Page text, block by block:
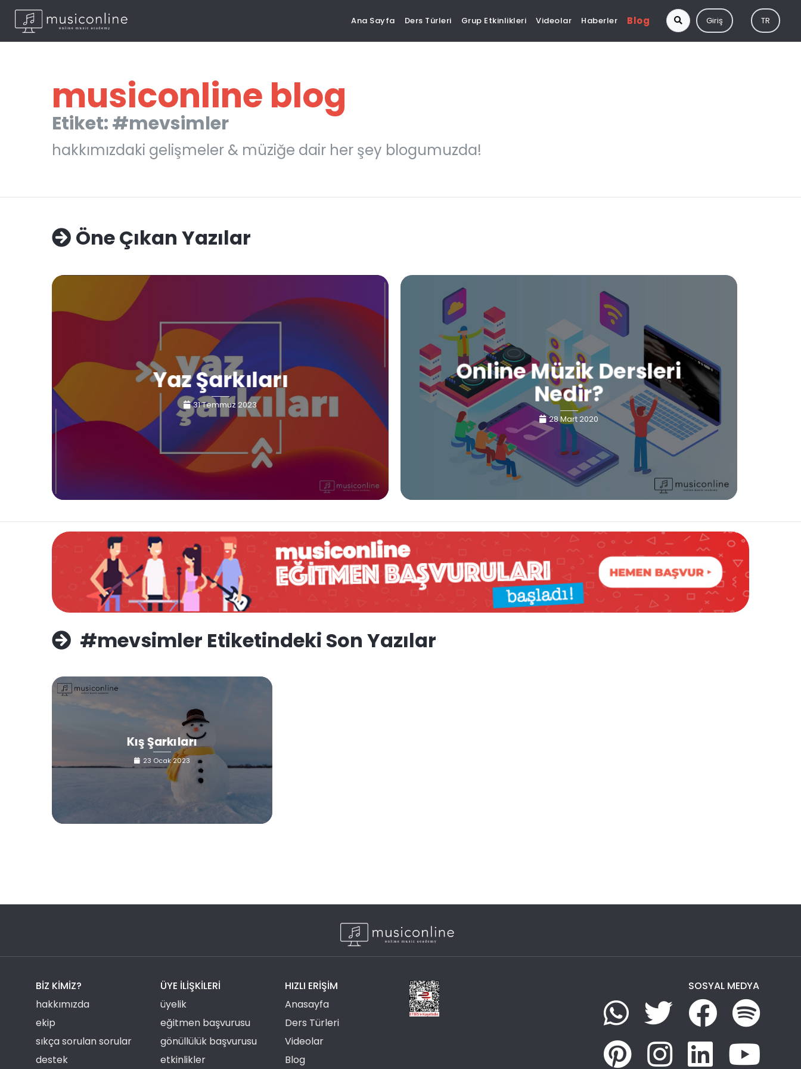
Ana Sayfa Ders Türleri Grup Etkinlikleri Videolar Haberler Blog Giriş TR
musiconline blog
Etiket: #mevsimler
hakkımızdaki gelişmeler & müziğe dair her şey blogumuzda!
Öne Çıkan Yazılar
Yaz Şarkıları
31 Temmuz 2023
Online Müzik Dersleri
Nedir?
28 Mart 2020
#mevsimler Etiketindeki Son Yazılar
Kış Şarkıları
23 Ocak 2023
BIZ KIMIZ?
hakkımızda
ekip
sıkça sorulan sorular
destek
ÜYE ILIŞKILERI
üyelik
eğitmen başvurusu
gönüllülük başvurusu
etkinlikler
HIZLI ERIŞIM
Anasayfa
Ders Türleri
Videolar
Blog
SOSYAL MEDYA